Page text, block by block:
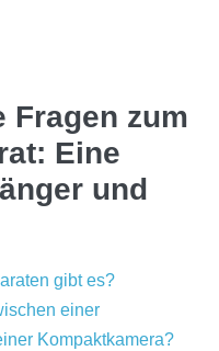
Fragen zum
Eine
und
gibt es?
einer
Kompaktkamera?